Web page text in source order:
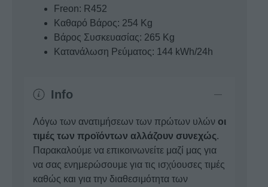
Freon: R452
Καθαρό Βάρος: 254 Kg
Βάρος Συσκευασίας: 265 Kg
Κατανάλωση Ρεύματος: 144 kWh/24h
Info
Λόγω των ανατιμήσεων των πρώτων υλών οι
τιμές των προϊόντων αλλάζουν συνεχώς.
Παρακαλούμε να επικοινωνείτε μαζί μας για
να σας ενημερώσουμε για τις ισχύουσες τιμές
καθώς και για την διαθεσιμότητα των